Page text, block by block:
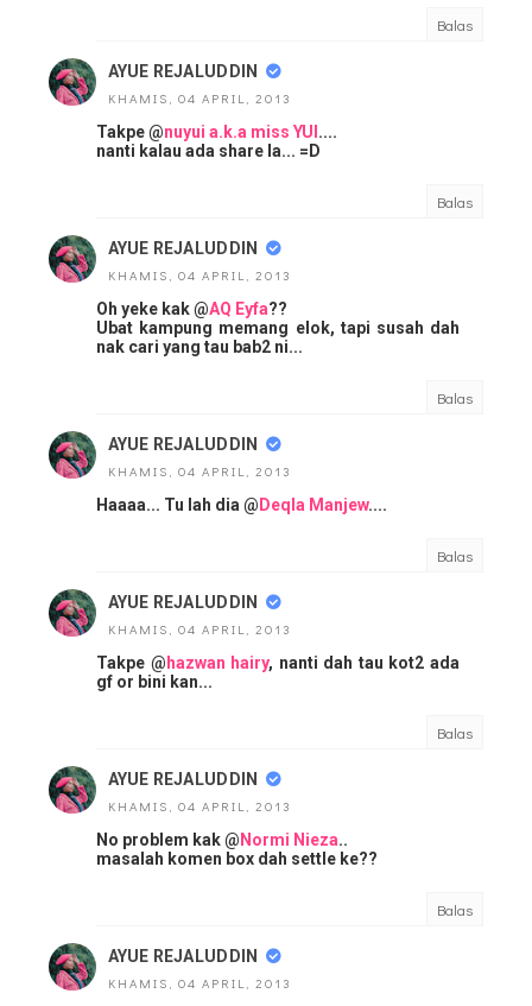
Balas
AYUE REJALUDDIN
KHAMIS, 04 APRIL, 2013
Takpe @nuyui a.k.a miss YUI ....
nanti kalau ada share la... =D
Balas
AYUE REJALUDDIN
KHAMIS, 04 APRIL, 2013
Oh yeke kak @AQ Eyfa??
Ubat kampung memang elok, tapi susah dah
nak cari yang tau bab2 ni...
Balas
AYUE REJALUDDIN
KHAMIS, 04 APRIL, 2013
Haaaa... Tu lah dia @ Deqla Manjew....
Balas
AYUE REJALUDDIN
KHAMIS, 04 APRIL, 2013
Takpe @ hazwan hairy, nanti dah tau kot2 ada
gf or bini kan...
Balas
AYUE REJALUDDIN
KHAMIS, 04 APRIL, 2013
No problem kak @ Normi Nieza..
masalah komen box dah settle ke??
Balas
AYUE REJALUDDIN
KHAMIS, 04 APRIL, 2013